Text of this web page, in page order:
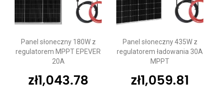
Panel słoneczny 180W z
regulatorem MPPT EPEVER
20A
zł1,043.78
Panel słoneczny 435W z
regulatorem ładowania 30A
MPPT
zł1,059.81